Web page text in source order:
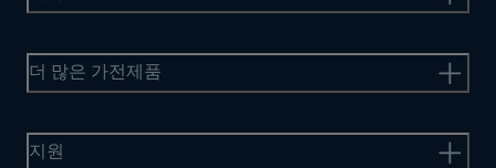
더 많은 가전제품
지원